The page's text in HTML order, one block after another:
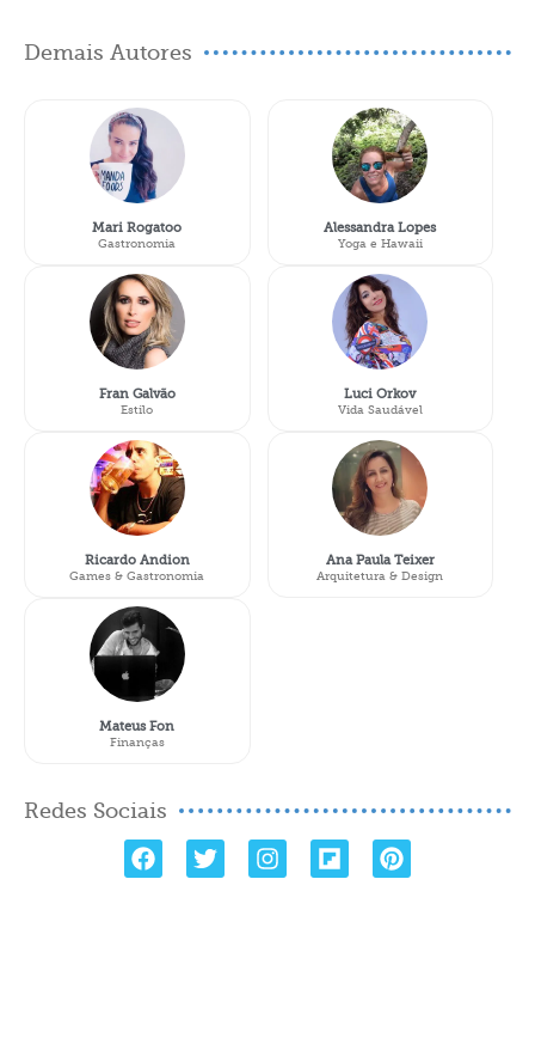
Demais Autores
Mari Rogatoo
Gastronomia
Fran Galvão
Estilo
Ricardo Andion
Games & Gastronomia
Mateus Fon
Finanças
Alessandra Lopes
Yoga e Hawaii
Luci Orkov
Vida Saudável
Ana Paula Teixer
Arquitetura & Design
Redes Sociais